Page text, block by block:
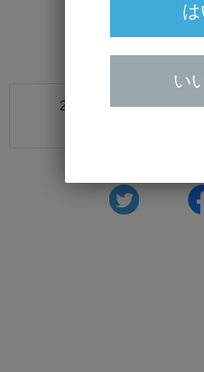
20歳未満の方の飲酒は
20歳未満の方に対し
は
い